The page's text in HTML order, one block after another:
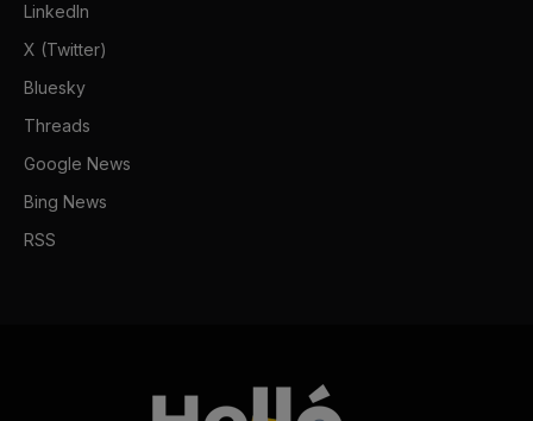
LinkedIn
X (Twitter)
Bluesky
Threads
Google News
Bing News
RSS